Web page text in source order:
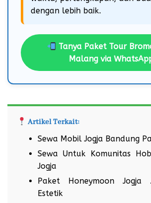
dengan lebih baik.
Tanya Paket Tour
Malang via
Artikel Terkait:
Sewa Mobil Jogja Bandung
Sewa Untuk Komunitas
Jogja
Paket Honeymoon Jogja
Estetik